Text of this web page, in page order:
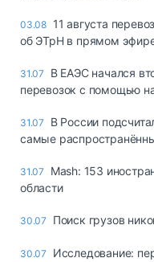
03.08 11 августа
об ЭТрН в прямом
31.07
В ЕАЭС начался
перевозок с помощью
31.07
В России
самые
31.07
Mash: 153
области
30.07 Поиск грузов
30.07
Исследование: